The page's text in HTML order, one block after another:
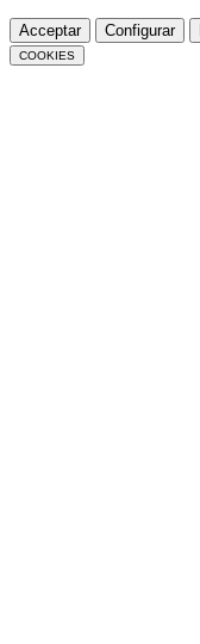
Acceptar Configurar
COOKIES